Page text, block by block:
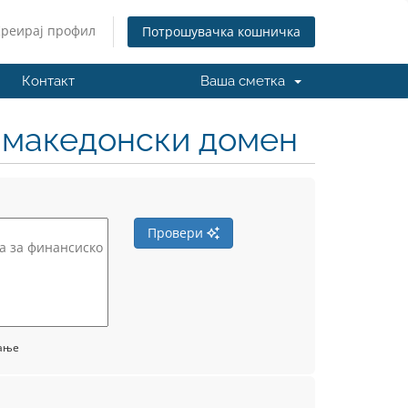
профил Потрошувачка кошничка
Контакт Ваша сметка
македонски домен
Провери